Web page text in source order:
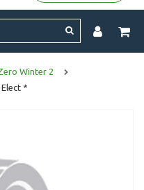
Winter 2
*